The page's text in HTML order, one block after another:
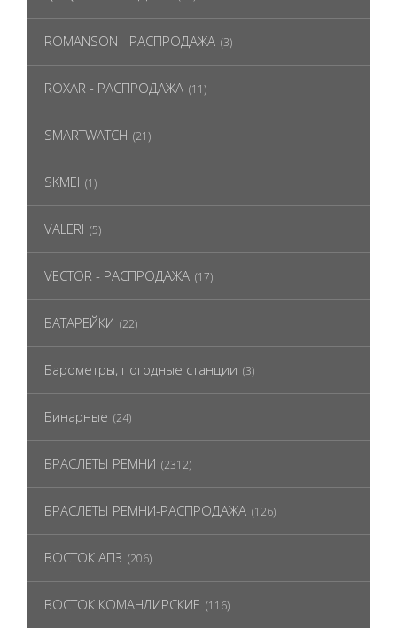
ROMANSON - РАСПРОДАЖА (3)
ROXAR - РАСПРОДАЖА (11)
SMARTWATCH (21)
SKMEI (1)
VALERI (5)
VECTOR - РАСПРОДАЖА (17)
БАТАРЕЙКИ (22)
Барометры, погодные станции (3)
Бинарные (24)
БРАСЛЕТЫ РЕМНИ (2312)
БРАСЛЕТЫ РЕМНИ-РАСПРОДАЖА (126)
ВОСТОК АПЗ (206)
ВОСТОК КОМАНДИРСКИЕ (116)